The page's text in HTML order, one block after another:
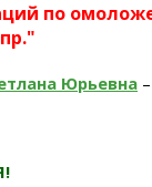
по
Юрьевна